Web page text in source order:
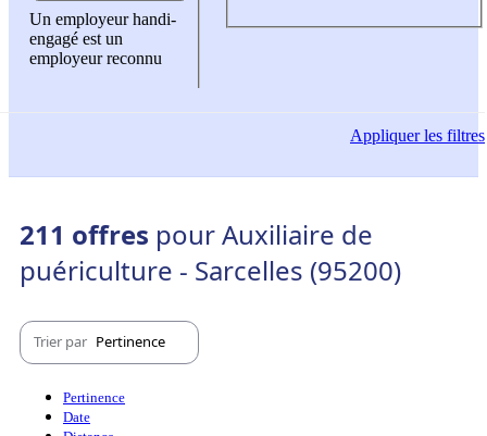
Un employeur handi-
engagé est un
employeur reconnu
Appliquerles filtres
211 offres pour Auxiliaire de
puériculture - Sarcelles (95200)
Trier par Pertinence
Pertinence
Date